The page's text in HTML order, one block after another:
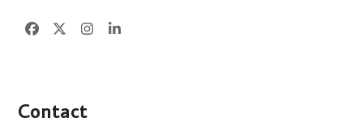
Facebook
TwitterInstagram
LinkedIn
Contact